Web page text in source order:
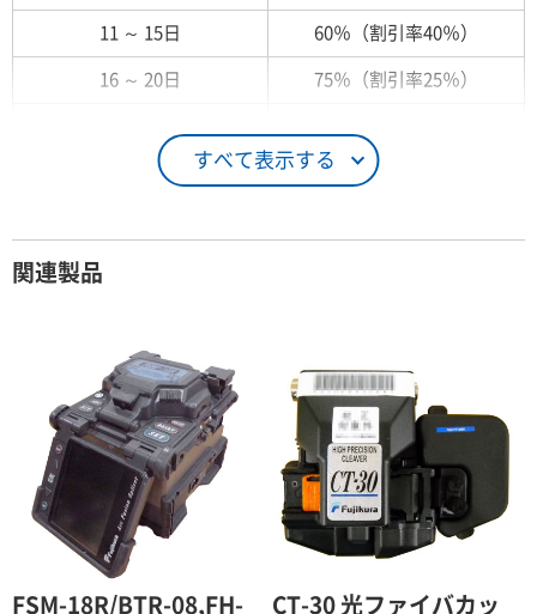
すべて表示する
11 ～ 15日 60％（割引率40％）
16 ～ 20日 75％（割引率25％）
26日 ～ 1ヶ月 100％（割引率 0％）
1ヶ月
2ヶ月 90％（割引率10％）
3ヶ月 80％（割引率20％）
4ヶ月 75％（割引率25％）
5ヶ月 70％（割引率30％）
関連製品
FSM-18R/BTR-08,FH-
CT-30 光ファイバカッ